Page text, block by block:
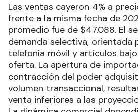
Las ventas cayeron 4% a
frente a la misma fecha de
promedio fue de $47.088. El
demanda selectiva, orientada
telefonía móvil y artículos
oferta. La apertura de
contracción del poder
volumen transaccional,
venta inferiores a las